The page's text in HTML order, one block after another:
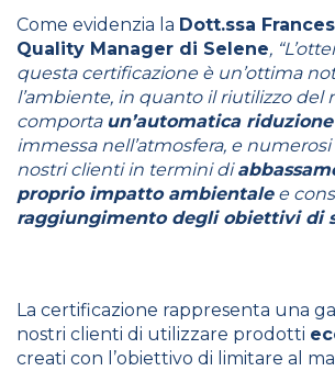
Come evidenzia la Dott.ssa
Quality Manager di Selene,
questa certificazione è un’ottima
l’ambiente, in quanto il riutilizzo del
comporta un’automatica
immessa nell’atmosfera, e
nostri clienti in termini di
proprio impatto ambientalee
raggiungimento degli obiettivi di
La certificazione rappresenta una
nostri clienti di utilizzare prodotti
creati con l’obiettivo di limitare al